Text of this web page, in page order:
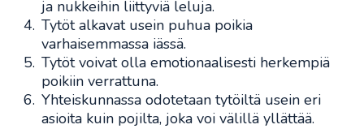
ja nukkeihin liittyviä leluja.
Tytöt alkavat usein puhua poikia
varhaisemmassa iässä.
Tytöt voivat olla emotionaalisesti herkempiä
poikiin verrattuna.
Yhteiskunnassa odotetaan tytöiltä usein eri
asioita kuin pojilta, joka voi välillä yllättää.